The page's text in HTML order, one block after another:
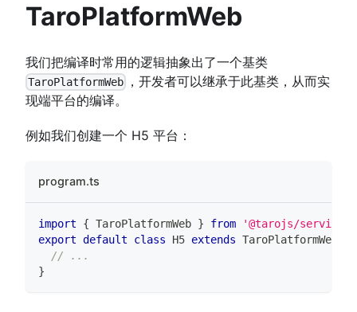
TaroPlatformWeb
我们把编译时常用的逻辑抽象出了一个基类
TaroPlatformWeb
，开发者可以继承于此基类，从而实
现端平台的编译。
例如我们创建一个 H5 平台：
program.ts
import { TaroPlatformWeb } from
'@tarojs/service'
export default class H5 extends TaroPlatformWeb
// ...
}